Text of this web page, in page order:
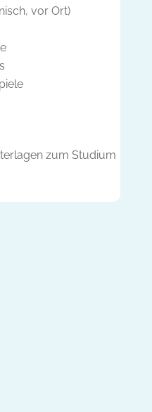
vor Ort)
zum Studium